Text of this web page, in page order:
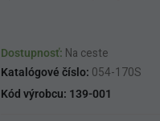
Dostupnosť: Na ceste
Katalógové číslo: 054-170S
Kód výrobcu: 139-001